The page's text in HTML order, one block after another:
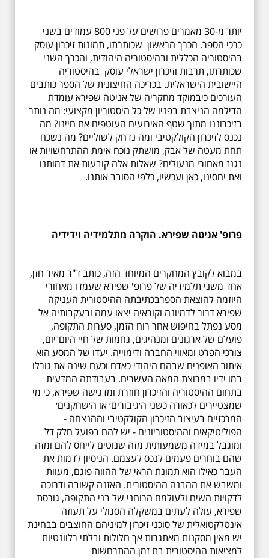
יותר מ-30 מאמרים פרושים על פני 800 עמודים בשני
כרכי הספר. הכרך הראשון שכותרתו, תמונות זיכרון עוסק
בהיסטוריה הכללית ובהיסטוריה היהודית, והכרך השני
שכותרתו, תרבות וזיכרון ישראלי עוסק בהיסטוריה
היישובית הישראלית. בכריכה החיצונית של הספר כותבים
העורכים כיבמוקד מחקריה של אניטה שפירא עומדת
הדילמה הניצבת בפניו של כל היסטוריון מקצועי: מה נותר
בזיכרוננו מתוך שטף האירועים העוטפים את חיינו? מה
נכנס לזיכרון הקולקטיבי ומה נדחק לשוליים? מה נשכח
תחת מעטה של אבק, מושתק נוכח אימת ההתרחשויות או
נגנז מאחורי מנעולים? שאלות אלה קובעות את דמותנו
ואת יחסינו, כאן ועכשיו, כלפי הסובב אותנו.
פרופ' אניטה שפירא. הוקרה מתלמידיה וידידיה
במבוא לקובץ המחקרים המיוחד הזה, כותב ד"ר מאיר חזן,
אחד משני תלמידיה של פרופ' שפירא שעמדו מאחורי
היוזמה להוצאת הספרבכתיבתה ההיסטורית העניקה
שפירא דרור לדמיונה וקוראיה יצאו עמה ובעקבותיה אל
מסע נפתל בחיפוש אחר רוח הזמן, סערות התקופה,
פועלם של ארגונים ומנהיגים, גחמות של חיי היום־יום,
צורכי הפרט ומאווי החברה ודימוייה. יעדו של המסע הוא
איתור האופנים שבהם היהודי כאדם וכעם שינה את גורלו
במו ידיו במרוצת המאה העשרים. בעבודתה המדעית
בתחום ההיסטוריה והזיכרון חוזרת ומדגישה שפירא, כי מי
שמצטיירים לכאורה כשני ה׳גיבורים׳ או ה׳שחקנים׳
המרכזיים בעיצוב הזיכרון הקולקטיבי וההנצחה -
הפוליטיקאים וההיסטוריונים - יש להם בפועל חלק דל
ומוגבל במידה משמעותית מזה שנוטים לייחס להם ומזה
שהם בוחרים פעמים לנכס לעצמם. הניסיון לדמות את
העבר כאילו הוא תמונת הראי של ההווה פוגם, מעוות
ומשבש את ההבנה ההיסטורית. האזנה קשובה ודרוכה
לדקויות השיח ולעולמם הרוחני של בני התקופה, גורסת
שפירא, עולה לעתים במשקלה הסגולי על תעוזה
אינטלקטואלית של סוכני זיכרון למיניהם החוצבים בבחינת
יש מאין מסקנות מאתגרות אך חלולות ובלתי רלוונטיות
למציאות ההיסטורית בת זמן ההתרחשות